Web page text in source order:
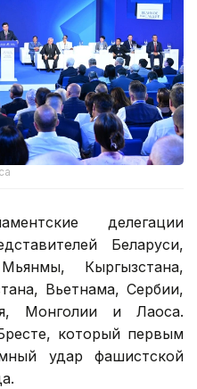
делегации
Беларуси,
Кыргызстана,
Вьетнама, Сербии,
Монголии и Лаоса.
который первым
удар фашистской